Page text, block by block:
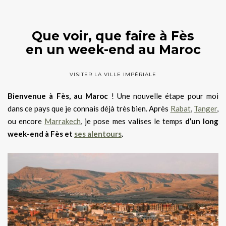
Que voir, que faire à Fès
en un week-end au Maroc
VISITER LA VILLE IMPÉRIALE
Bienvenue à Fès, au Maroc ! Une nouvelle étape pour moi
dans ce pays que je connais déjà très bien. Après Rabat, Tanger,
ou encore Marrakech , je pose mes valises le temps d’un long
week-end à Fès et ses alentours